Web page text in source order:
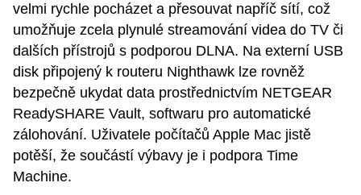
velmi rychle pocházet a přesouvat napříč sítí, což
umožňuje zcela plynulé streamování videa do TV či
dalších přístrojů s podporou DLNA. Na externí USB
disk připojený k routeru Nighthawk lze rovněž
bezpečně ukydat data prostřednictvím NETGEAR
ReadySHARE Vault, softwaru pro automatické
zálohování. Uživatele počítačů Apple Mac jistě
potěší, že součástí výbavy je i podpora Time
Machine.